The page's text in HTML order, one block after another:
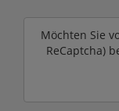
Möchten Sie
ReCaptcha)